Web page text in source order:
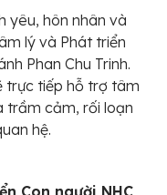
yêu, hôn nhân và
lý và Phát triển
Phan Chu Trinh.
trực tiếp hỗ trợ tâm
trầm cảm, rối loạn
hệ.